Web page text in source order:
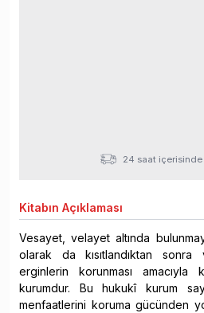
24 saat
Kitabın Açıklaması
Vesayet, velayet altında
olarak da kısıtlandıktan sonra
erginlerin korunması
kurumdur. Bu hukukî kurum
menfaatlerini koruma gücünden